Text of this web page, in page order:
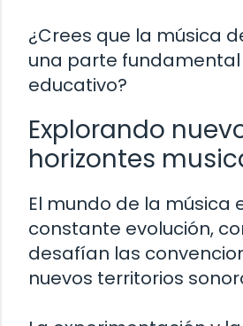
¿Crees que la música
una parte
educativo?
Explorando
horizontes
El mundo de la música
constante evolución,
desafían las
nuevos territorios